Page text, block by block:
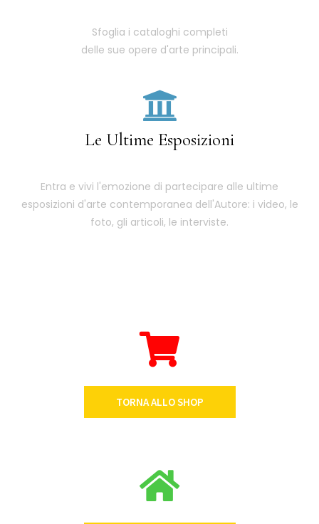
Sfoglia i cataloghi completi
delle sue opere d'arte principali.
Le Ultime Esposizioni
Entra e vivi l'emozione di partecipare alle ultime
esposizioni d'arte contemporanea dell'Autore: i video, le
foto, gli articoli, le interviste.
TORNA ALLO SHOP